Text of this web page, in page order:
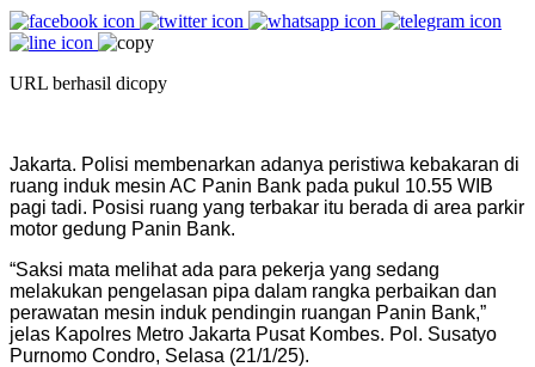
URL berhasil dicopy
Jakarta. Polisi membenarkan adanya peristiwa kebakaran di
ruang induk mesin AC Panin Bank pada pukul 10.55 WIB
pagi tadi. Posisi ruang yang terbakar itu berada di area parkir
motor gedung Panin Bank.
“Saksi mata melihat ada para pekerja yang sedang
melakukan pengelasan pipa dalam rangka perbaikan dan
perawatan mesin induk pendingin ruangan Panin Bank,”
jelas Kapolres Metro Jakarta Pusat Kombes. Pol. Susatyo
Purnomo Condro, Selasa (21/1/25).